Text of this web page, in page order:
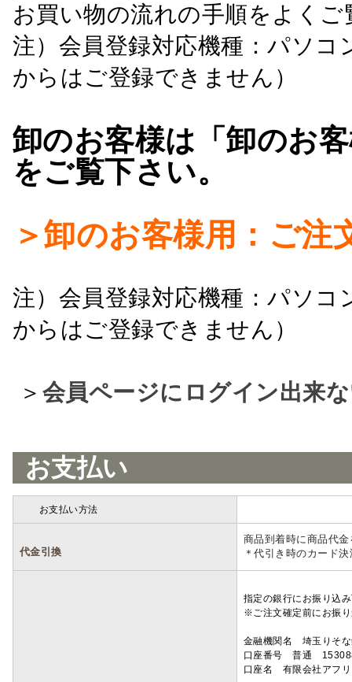
お買い物の流れの手順をよくご
注）会員登録対応機種：パソ
からはご登録できません）
卸のお客様は「卸のお
をご覧下さい。
＞卸のお客様用：ご注
注）会員登録対応機種：パソ
からはご登録できません）
＞ 会員ページにログイン出来
お支払い
お支払い方法
代金引換
商品到着時に商品代
＊代引き時のカード
指定の銀行にお振り込
※ご注文確定前にお振
金融機関名 埼玉りそ
口座番号 普通
口座名 有限会社アフ